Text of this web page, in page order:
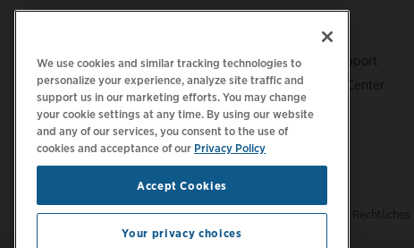
ChargePoint-Support
Fahrer-Support Center
Trust Center
Datenschutzrichtlinie | Ihre Datenschutzoptionen Rechtliches
We use cookies and similar tracking technologies to
personalize your experience, analyze site traffic and
support us in our marketing efforts. You may change
your cookie settings at any time. By using our website
and any of our services, you consent to the use of
cookies and acceptance of our Privacy Policy
Accept Cookies
Your privacy choices